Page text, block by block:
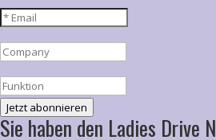
Jetzt abonnieren
Sie haben den Ladies